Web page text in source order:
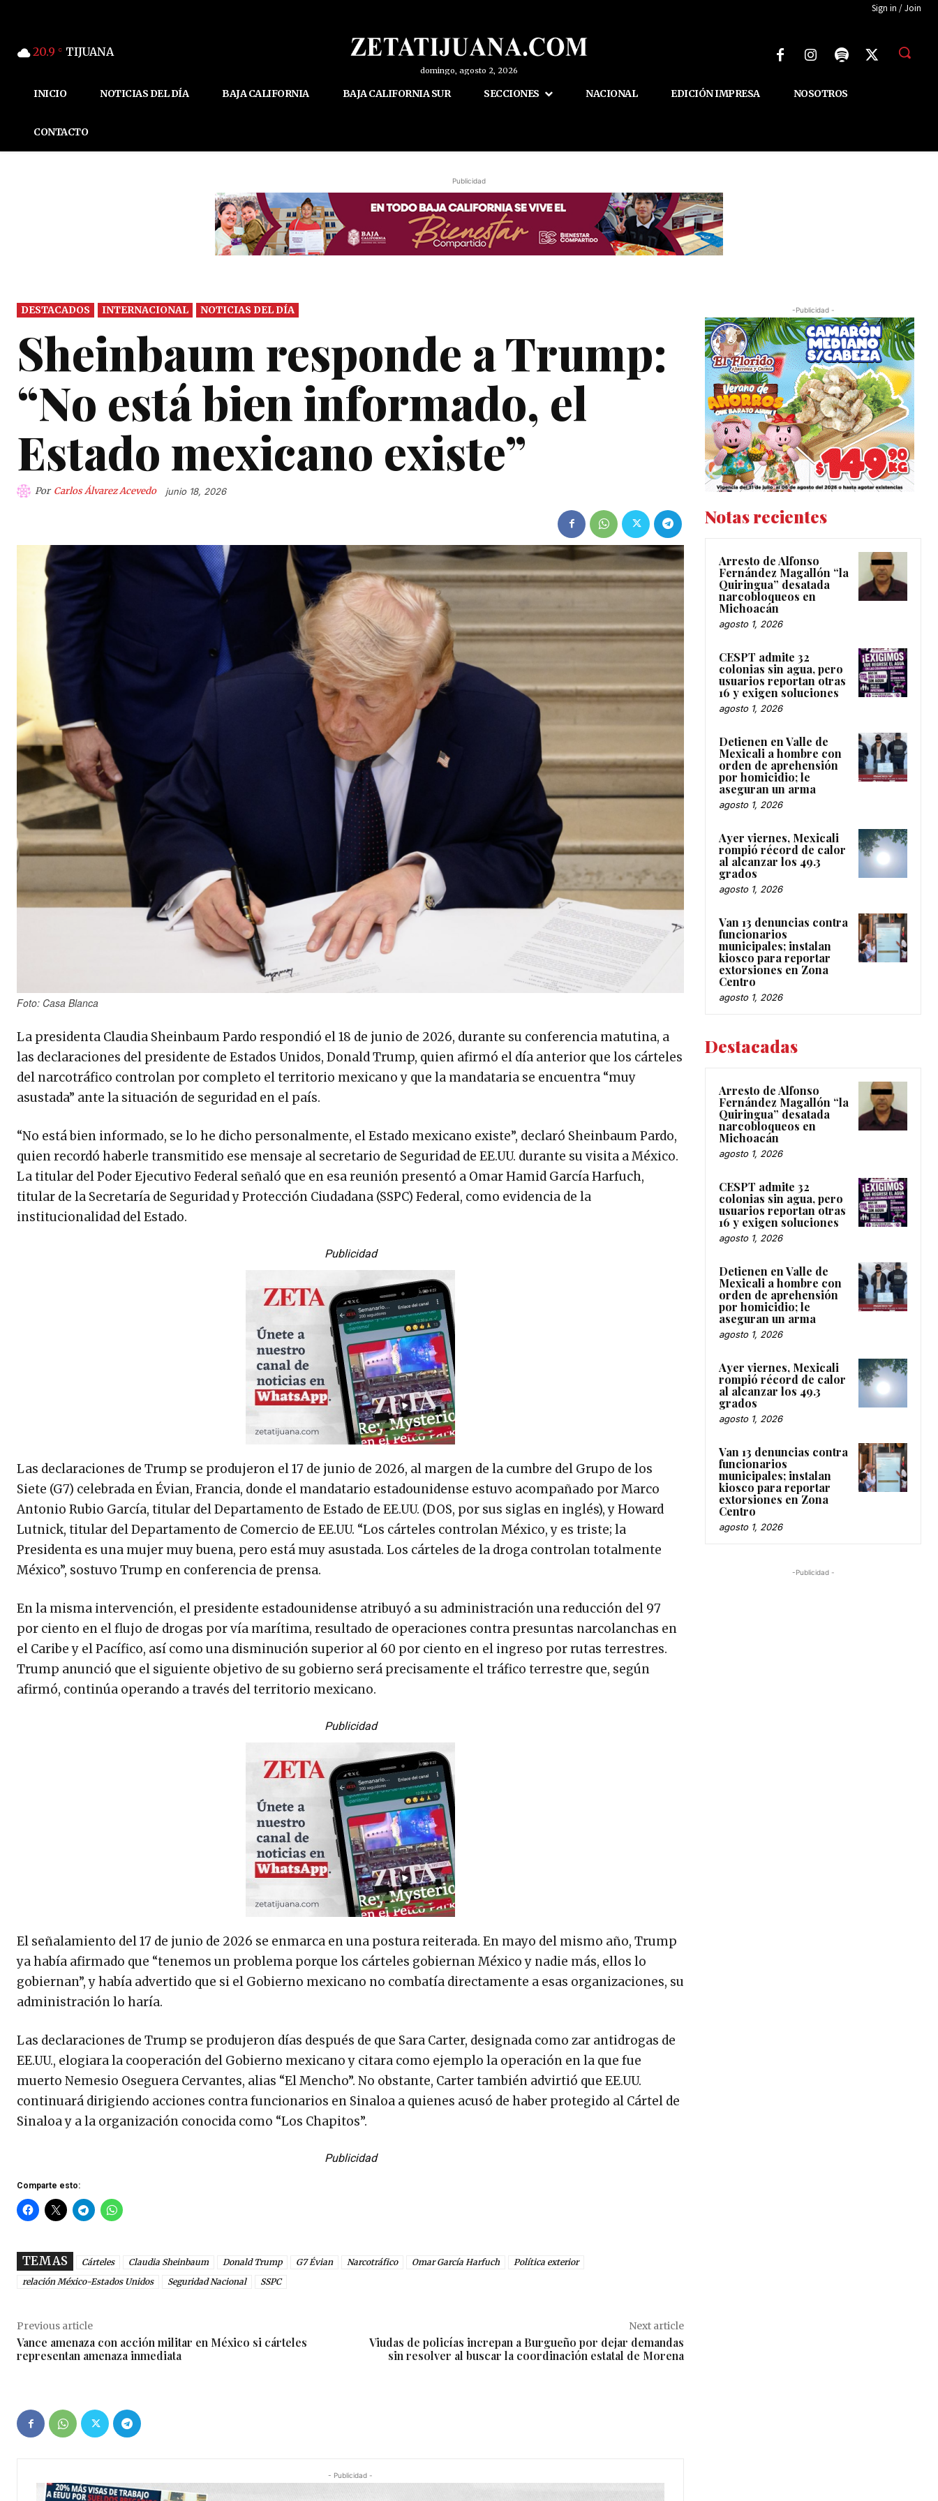
Sign in / Join
20.9 C TIJUANA
domingo, agosto 2, 2026
INICIO NOTICIAS DEL DÍA BAJA CALIFORNIA BAJA CALIFORNIA SUR SECCIONES NACIONAL EDICIÓN IMPRESA NOSOTROS
CONTACTO
Publicidad
DESTACADOS INTERNACIONAL NOTICIAS DEL DÍA
Sheinbaum responde a Trump:
“No está bien informado, el
Estado mexicano existe”
Por Carlos Álvarez Acevedo junio 18, 2026
Foto: Casa Blanca
La presidenta Claudia Sheinbaum Pardo respondió el 18 de junio de 2026, durante su conferencia matutina, a
las declaraciones del presidente de Estados Unidos, Donald Trump, quien afirmó el día anterior que los cárteles
del narcotráfico controlan por completo el territorio mexicano y que la mandataria se encuentra “muy
asustada” ante la situación de seguridad en el país.
“No está bien informado, se lo he dicho personalmente, el Estado mexicano existe”, declaró Sheinbaum Pardo,
quien recordó haberle transmitido ese mensaje al secretario de Seguridad de EE.UU. durante su visita a México.
La titular del Poder Ejecutivo Federal señaló que en esa reunión presentó a Omar Hamid García Harfuch,
titular de la Secretaría de Seguridad y Protección Ciudadana (SSPC) Federal, como evidencia de la
institucionalidad del Estado.
Publicidad
Las declaraciones de Trump se produjeron el 17 de junio de 2026, al margen de la cumbre del Grupo de los
Siete (G7) celebrada en Évian, Francia, donde el mandatario estadounidense estuvo acompañado por Marco
Antonio Rubio García, titular del Departamento de Estado de EE.UU. (DOS, por sus siglas en inglés), y Howard
Lutnick, titular del Departamento de Comercio de EE.UU. “Los cárteles controlan México, y es triste; la
Presidenta es una mujer muy buena, pero está muy asustada. Los cárteles de la droga controlan totalmente
México”, sostuvo Trump en conferencia de prensa.
En la misma intervención, el presidente estadounidense atribuyó a su administración una reducción del 97
por ciento en el flujo de drogas por vía marítima, resultado de operaciones contra presuntas narcolanchas en
el Caribe y el Pacífico, así como una disminución superior al 60 por ciento en el ingreso por rutas terrestres.
Trump anunció que el siguiente objetivo de su gobierno será precisamente el tráfico terrestre que, según
afirmó, continúa operando a través del territorio mexicano.
Publicidad
El señalamiento del 17 de junio de 2026 se enmarca en una postura reiterada. En mayo del mismo año, Trump
ya había afirmado que “tenemos un problema porque los cárteles gobiernan México y nadie más, ellos lo
gobiernan”, y había advertido que si el Gobierno mexicano no combatía directamente a esas organizaciones, su
administración lo haría.
Las declaraciones de Trump se produjeron días después de que Sara Carter, designada como zar antidrogas de
EE.UU., elogiara la cooperación del Gobierno mexicano y citara como ejemplo la operación en la que fue
muerto Nemesio Oseguera Cervantes, alias “El Mencho”. No obstante, Carter también advirtió que EE.UU.
continuará dirigiendo acciones contra funcionarios en Sinaloa a quienes acusó de haber protegido al Cártel de
Sinaloa y a la organización conocida como “Los Chapitos”.
Publicidad
Comparte esto:
TEMAS Cárteles Claudia Sheinbaum Donald Trump G7 Évian Narcotráfico Omar García Harfuch
Política exterior
relación México-Estados Unidos
Seguridad Nacional SSPC
Previous article
Vance amenaza con acción militar en México si cárteles
representan amenaza inmediata
Next article
Viudas de policías increpan a Burgueño por dejar demandas
sin resolver al buscar la coordinación estatal de Morena
- Publicidad -
-Publicidad -
Notas recientes
Arresto de Alfonso
Fernández Magallón “la
Quiringua” desatada
narcobloqueos en
Michoacán
agosto 1, 2026
CESPT admite 32
colonias sin agua, pero
usuarios reportan otras
16 y exigen soluciones
agosto 1, 2026
Detienen en Valle de
Mexicali a hombre con
orden de aprehensión
por homicidio; le
aseguran un arma
agosto 1, 2026
Ayer viernes, Mexicali
rompió récord de calor
al alcanzar los 49.3
grados
agosto 1, 2026
Van 13 denuncias contra
funcionarios
municipales; instalan
kiosco para reportar
extorsiones en Zona
Centro
agosto 1, 2026
Destacadas
Arresto de Alfonso
Fernández Magallón “la
Quiringua” desatada
narcobloqueos en
Michoacán
agosto 1, 2026
CESPT admite 32
colonias sin agua, pero
usuarios reportan otras
16 y exigen soluciones
agosto 1, 2026
Detienen en Valle de
Mexicali a hombre con
orden de aprehensión
por homicidio; le
aseguran un arma
agosto 1, 2026
Ayer viernes, Mexicali
rompió récord de calor
al alcanzar los 49.3
grados
agosto 1, 2026
Van 13 denuncias contra
funcionarios
municipales; instalan
kiosco para reportar
extorsiones en Zona
Centro
agosto 1, 2026
-Publicidad -